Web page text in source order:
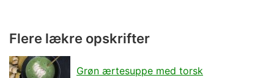
Flere lækre opskrifter
Grøn ærtesuppe med torsk